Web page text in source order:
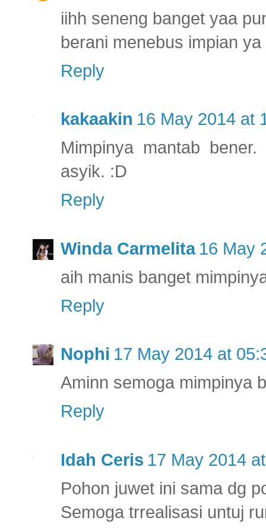
iihh seneng banget yaa
berani menebus impian
Reply
kakaakin 16 May 2014 at
Mimpinya mantab
asyik. :D
Reply
Winda Carmelita 16 May
aih manis banget
Reply
Nophi 17 May 2014 at
Aminn semoga mimpinya
Reply
Idah Ceris 17 May 2014
Pohon juwet ini sama dg
Semoga trrealisasi untuj